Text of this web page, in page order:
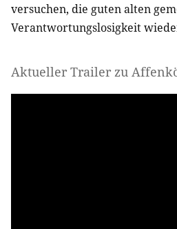
versuchen, die guten alten
Verantwortungslosigkeit
Aktueller Trailer zu